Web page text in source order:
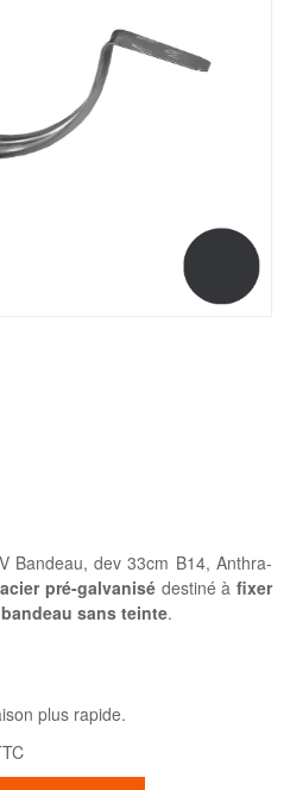
Bandeau, dev 33cm B14, Anthra-
acier pré-galvanisédestiné àfixer
sans teinte.
plus rapide.